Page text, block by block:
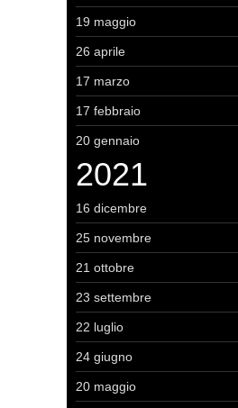
19 maggio
26 aprile
17 marzo
17 febbraio
20 gennaio
2021
16 dicembre
25 novembre
21 ottobre
23 settembre
22 luglio
24 giugno
20 maggio